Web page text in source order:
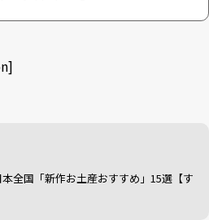
全国「新作お土産おすすめ」15選【す